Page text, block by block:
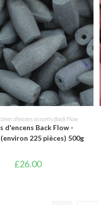
AU PANIER
d'encens assortis Back Flow
d'encens Back Flow -
225 pièces) 500g
£26.00